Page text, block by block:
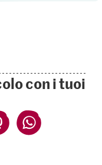
con i tuoi